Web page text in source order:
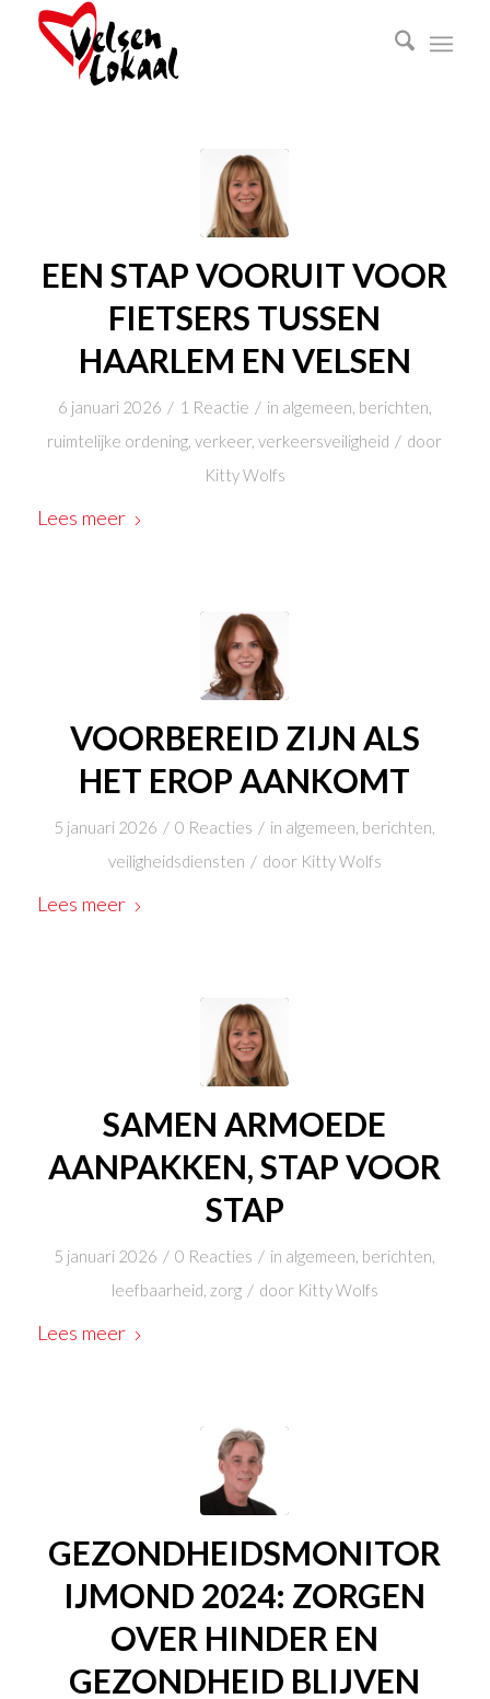
EEN STAP VOORUIT VOOR
FIETSERS TUSSEN
HAARLEM EN VELSEN
6 januari 2026 / 1 Reactie / in algemeen, berichten,
ruimtelijke ordening,verkeer,verkeersveiligheid / door
Kitty Wolfs
Lees meer
VOORBEREID ZIJN ALS
HET EROP AANKOMT
5 januari 2026 / 0 Reacties / in algemeen, berichten,
veiligheidsdiensten / door Kitty Wolfs
Lees meer
SAMEN ARMOEDE
AANPAKKEN, STAP VOOR
STAP
5 januari 2026 / 0 Reacties / in algemeen, berichten,
leefbaarheid, zorg / door Kitty Wolfs
Lees meer
GEZONDHEIDSMONITOR
IJMOND 2024: ZORGEN
OVER HINDER EN
GEZONDHEID BLIJVEN